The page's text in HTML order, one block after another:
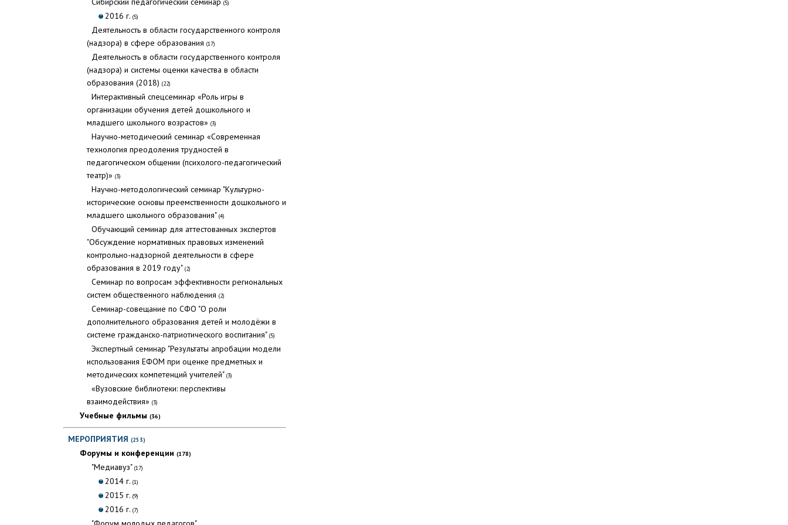
(5)
2016 г. (5)
Деятельность в области государственного контроля
(надзора) в сфере образования (17)
Деятельность в области государственного контроля
(надзора) и системы оценки качества в области
образования (2018) (22)
Интерактивный спецсеминар «Роль игры в
организации обучения детей дошкольного и
младшего школьного возрастов» (3)
Научно-методический семинар «Современная
технология преодоления трудностей в
педагогическом общении (психолого-педагогический
театр)» (3)
Научно-методологический семинар "Культурно-
исторические основы преемственности дошкольного и
младшего школьного образования" (4)
Обучающий семинар для аттестованных экспертов
"Обсуждение нормативных правовых изменений
контрольно-надзорной деятельности в сфере
образования в 2019 году" (2)
Семинар по вопросам эффективности региональных
систем общественного наблюдения (2)
Семинар-совещание по СФО "О роли
дополнительного образования детей и молодёжи в
системе гражданско-патриотического воспитания" (5)
Экспертный семинар "Результаты апробации модели
использования ЕФОМ при оценке предметных и
методических компетенций учителей" (3)
«Вузовские библиотеки: перспективы
взаимодействия» (3)
Учебные фильмы (36)
МЕРОПРИЯТИЯ (253)
Форумы и конференции (178)
"Медиавуз" (17)
2014 г. (1)
2015 г. (9)
2016 г. (7)